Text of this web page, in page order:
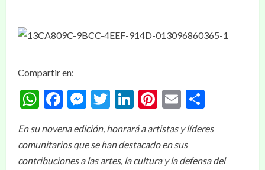
Compartir en:
WhatsApp
Facebook
Messenger
Twitter
LinkedIn
Pinterest
Email
En su novena edición, honrará a artistas y líderes
comunitarios que se han destacado en sus
contribuciones a las artes, la cultura y la defensa del